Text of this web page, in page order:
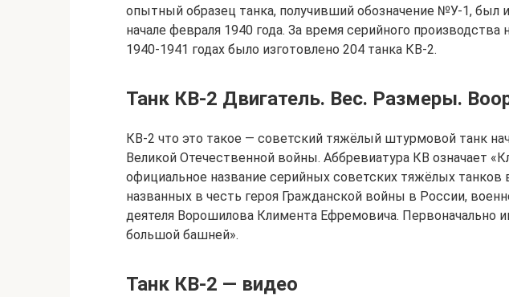
опытный образец танка, получивший обозначение №У-1, был
начале февраля 1940 года. За время серийного производства
1940-1941 годах было изготовлено 204 танка КВ-2.
Танк КВ-2 Двигатель. Вес. Размеры.
КВ-2 что это такое — советский тяжёлый штурмовой танк
Великой Отечественной войны. Аббревиатура КВ означает
официальное название серийных советских тяжёлых танков
названных в честь героя Гражданской войны в России,
деятеля Ворошилова Климента Ефремовича. Первоначально
большой башней».
Танк КВ-2 — видео